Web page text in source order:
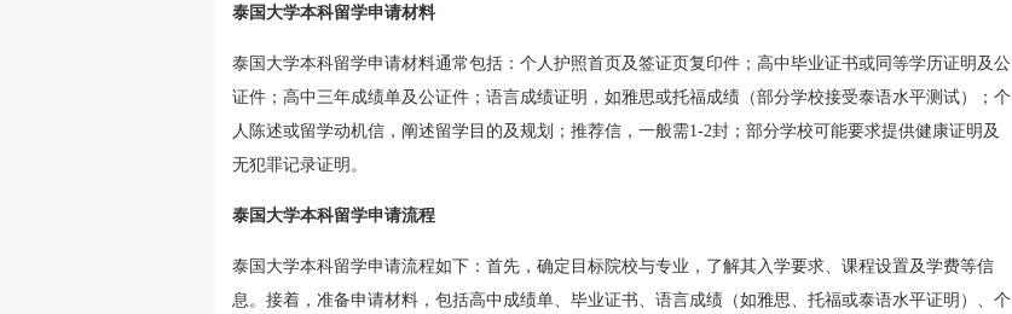
泰国大学本科留学申请材料
泰国大学本科留学申请材料通常包括：个人护照首页及签证页复印件；高中毕业证书或同等学历证明及公
证件；高中三年成绩单及公证件；语言成绩证明，如雅思或托福成绩（部分学校接受泰语水平测试）；个
人陈述或留学动机信，阐述留学目的及规划；推荐信，一般需1-2封；部分学校可能要求提供健康证明及
无犯罪记录证明。
泰国大学本科留学申请流程
泰国大学本科留学申请流程如下：首先，确定目标院校与专业，了解其入学要求、课程设置及学费等信
息。接着，准备申请材料，包括高中成绩单、毕业证书、语言成绩（如雅思、托福或泰语水平证明）、个